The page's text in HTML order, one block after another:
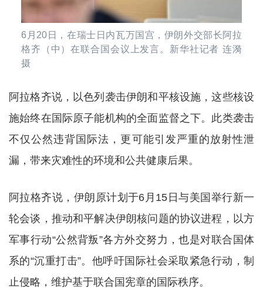
6月20日，在瑞士日内瓦万国宫，伊朗外交部长阿拉
格齐（中）在联合国会议上发言。新华社记者 连漪
摄
阿拉格齐说，以色列袭击伊朗和平核设施，这些核设
施始终在国际原子能机构的全面监督之下。此类袭击
不仅公然违背国际法，更可能引发严重的放射性泄
漏，带来灾难性的环境和公共健康后果。
阿拉格齐说，伊朗原计划于6月15日与美国举行新一
轮会谈，推动和平解决伊朗核问题的协议进程，以方
军事行动“公然背叛”各方外交努力，也是对联合国体
系的“沉重打击”。他呼吁国际社会采取紧急行动，制
止侵略，维护基于联合国宪章的国际秩序。